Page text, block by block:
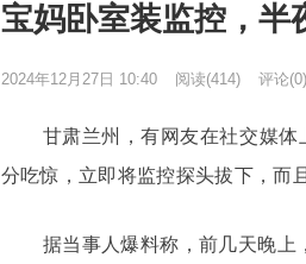
宝妈卧室装监控，半
2024年12月27日 10:40 阅读(414) 评论(0)
甘肃兰州，有网友在社交媒体
分吃惊，立即将监控探头拔下，而
据当事人爆料称，前几天晚上